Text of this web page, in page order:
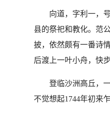
向道，字利一，号
县的祭祀和教化。范
披，依然颇有一番诗
后渡上一叶小舟，快
登临沙洲高丘，一
不觉想起1744年初来